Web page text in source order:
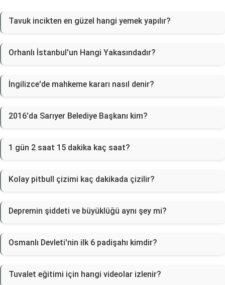
Tavuk incikten en güzel hangi yemek yapılır?
Orhanlı İstanbul'un Hangi Yakasındadır?
İngilizce'de mahkeme kararı nasıl denir?
2016'da Sarıyer Belediye Başkanı kim?
1 gün 2 saat 15 dakika kaç saat?
Kolay pitbull çizimi kaç dakikada çizilir?
Depremin şiddeti ve büyüklüğü aynı şey mi?
Osmanlı Devleti'nin ilk 6 padişahı kimdir?
Tuvalet eğitimi için hangi videolar izlenir?